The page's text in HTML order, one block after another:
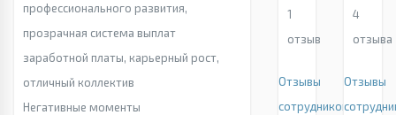
профессионального развития,
прозрачная система выплат
заработной платы, карьерный рост,
отличный коллектив
Негативные моменты
1
отзыв
Отзывы
сотрудников
4
отзыва
Отзывы